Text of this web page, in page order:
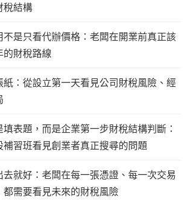
稅結構
是只看代辦價格：老闆在開業前真正該
的財稅路線
：從設立第一天看見公司財稅風險、經
表題，而是企業第一步財稅結構判斷：
習班看見創業者真正搜尋的問題
就好：老闆在每一張憑證、每一次交易
需要看見未來的財稅風險